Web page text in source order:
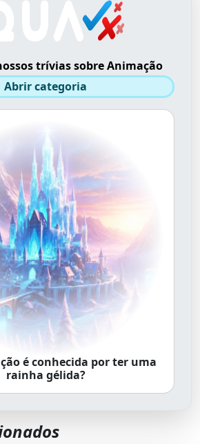
trívias sobre Animação
Abrir categoria
é conhecida por ter uma
rainha gélida?